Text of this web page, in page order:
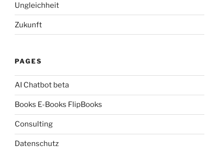
Ungleichheit
Zukunft
PAGES
AI Chatbot beta
Books E-Books FlipBooks
Consulting
Datenschutz